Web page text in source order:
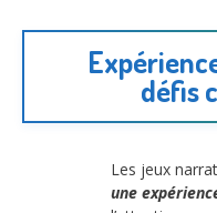
défis
Les jeux
une